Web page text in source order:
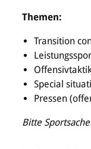
Themen:
Transition
Special
Pressen
Bitte